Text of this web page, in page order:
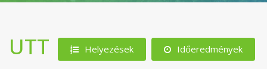
Helyezések Időeredmények
UTT